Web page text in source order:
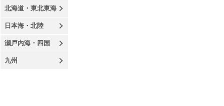
北海道・東北東海
日本海・北陸
瀬戸内海・四国
九州